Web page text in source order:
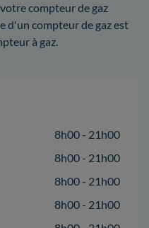
compteur de gaz
d'un compteur de gaz est
à gaz.
8h00 - 21h00
8h00 - 21h00
8h00 - 21h00
8h00 - 21h00